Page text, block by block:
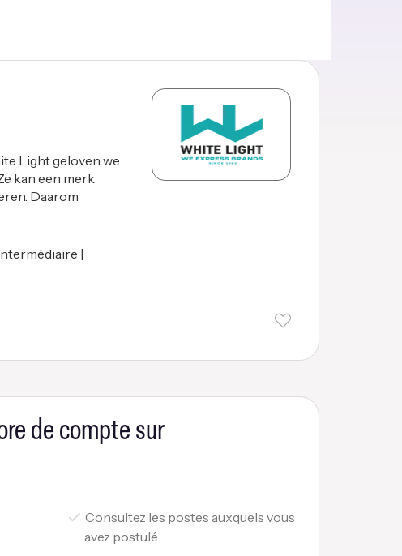
Light geloven we
kan een merk
Daarom
|
de compte sur
Consultez les postes auxquels vous
avez postulé